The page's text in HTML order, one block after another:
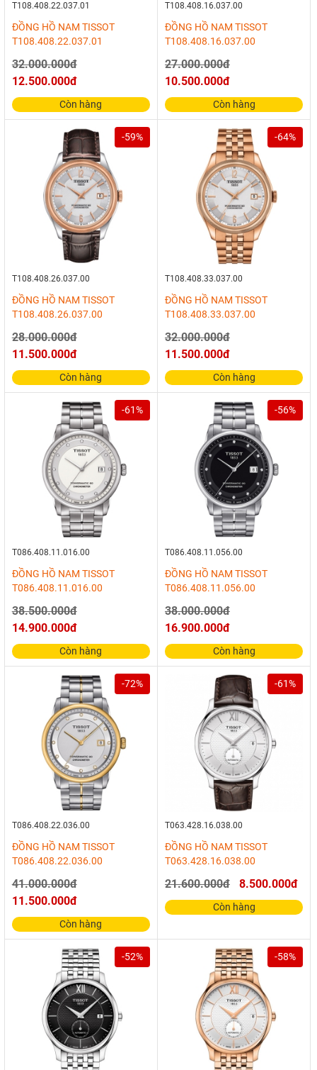
T108.408.22.037.01
ĐỒNG HỒ NAM TISSOT
T108.408.22.037.01
32.000.000đ
12.500.000đ
Còn hàng
T108.408.16.037.00
ĐỒNG HỒ NAM TISSOT
T108.408.16.037.00
27.000.000đ
10.500.000đ
Còn hàng
-59%
T108.408.26.037.00
ĐỒNG HỒ NAM TISSOT
T108.408.26.037.00
28.000.000đ
11.500.000đ
Còn hàng
-64%
T108.408.33.037.00
ĐỒNG HỒ NAM TISSOT
T108.408.33.037.00
32.000.000đ
11.500.000đ
Còn hàng
-61%
T086.408.11.016.00
ĐỒNG HỒ NAM TISSOT
T086.408.11.016.00
38.500.000đ
14.900.000đ
Còn hàng
-56%
T086.408.11.056.00
ĐỒNG HỒ NAM TISSOT
T086.408.11.056.00
38.000.000đ
16.900.000đ
Còn hàng
-72%
T086.408.22.036.00
ĐỒNG HỒ NAM TISSOT
T086.408.22.036.00
41.000.000đ
11.500.000đ
Còn hàng
-61%
T063.428.16.038.00
ĐỒNG HỒ NAM TISSOT
T063.428.16.038.00
21.600.000đ 8.500.000đ
Còn hàng
-52% -58%